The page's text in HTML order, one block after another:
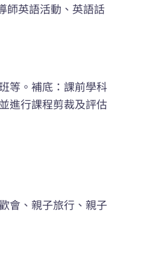
師英語活動、英語話
等。補底：課前學科
進行課程剪裁及評估
會、親子旅行、親子